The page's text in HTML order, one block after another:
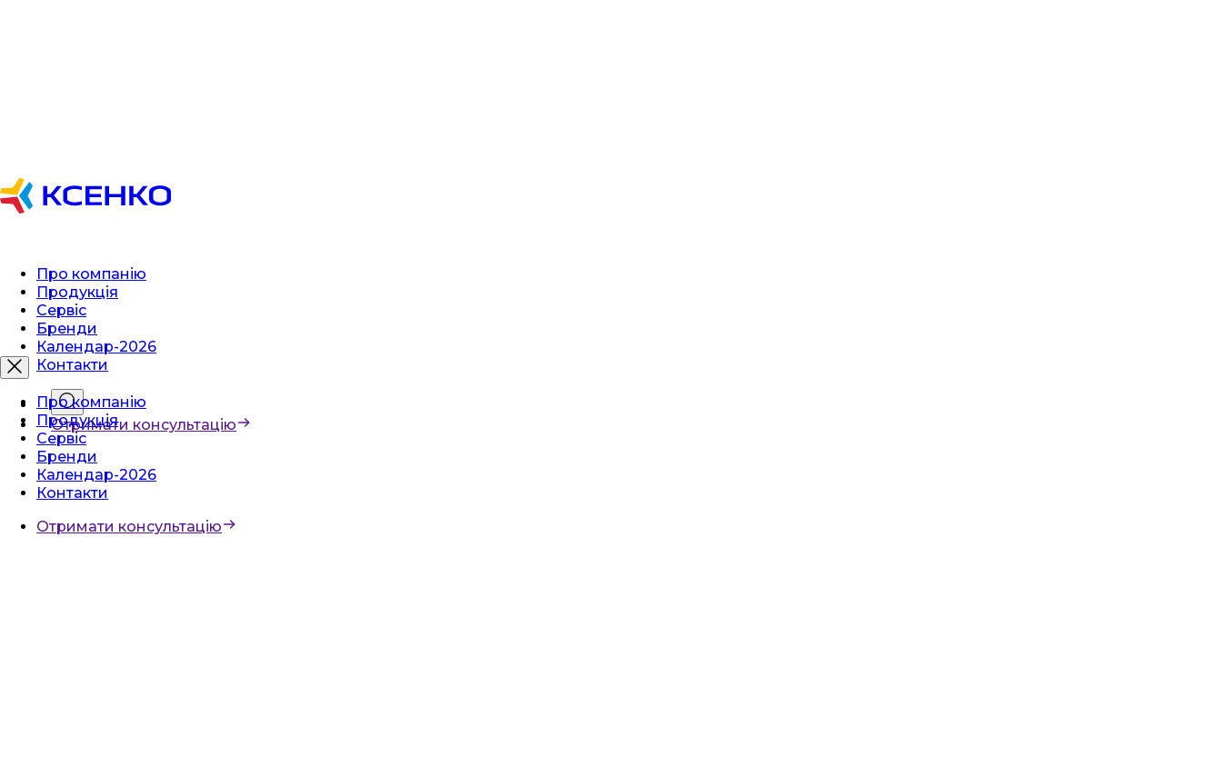
Про компанію
Продукція
Сервіс
Бренди
Календар-2026
Контакти
Отримати консультацію
Про компанію
Продукція
Сервіс
Бренди
Календар-2026
Контакти
Отримати консультацію